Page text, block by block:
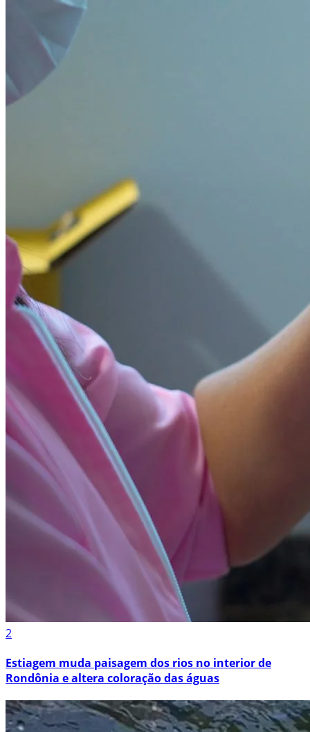
2
Estiagem muda paisagem dos rios no interior de
Rondônia e altera coloração das águas